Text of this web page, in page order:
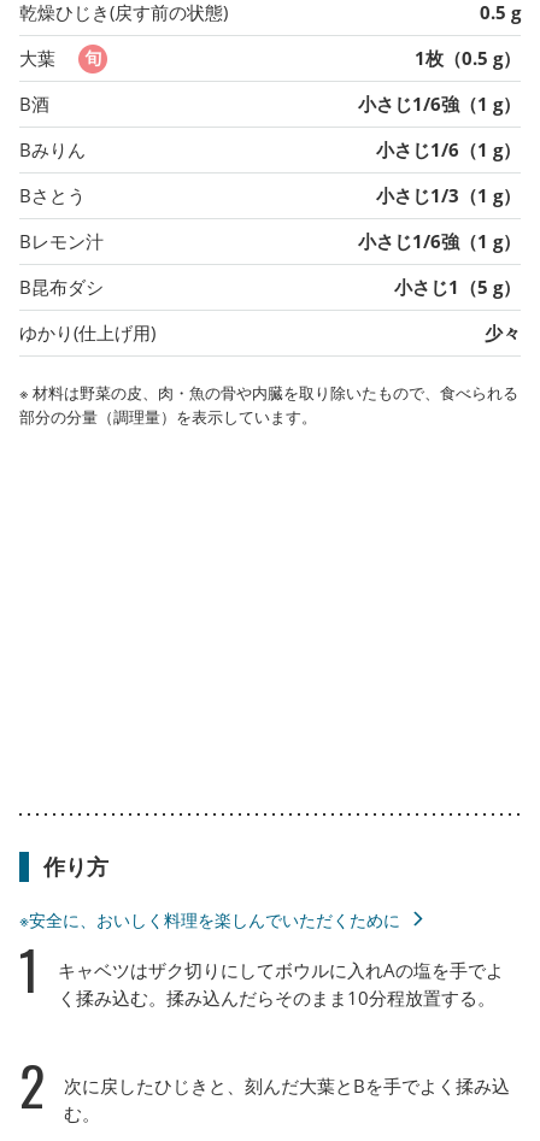
乾燥ひじき(戻す前の状態)
0.5 g
大葉
1枚（0.5 g）
B酒
小さじ1/6強（1 g）
Bみりん
小さじ1/6（1 g）
Bさとう
小さじ1/3（1 g）
Bレモン汁
小さじ1/6強（1 g）
B昆布ダシ
小さじ1（5 g）
ゆかり(仕上げ用)
少々
※ 材料は野菜の皮、肉・魚の骨や内臓を取り除いたもので、食べられる
部分の分量（調理量）を表示しています。
作り方
※安全に、おいしく料理を楽しんでいただくために
1
キャベツはザク切りにしてボウルに入れAの塩を手でよ
く揉み込む。揉み込んだらそのまま10分程放置する。
2
次に戻したひじきと、刻んだ大葉とBを手でよく揉み込
む。